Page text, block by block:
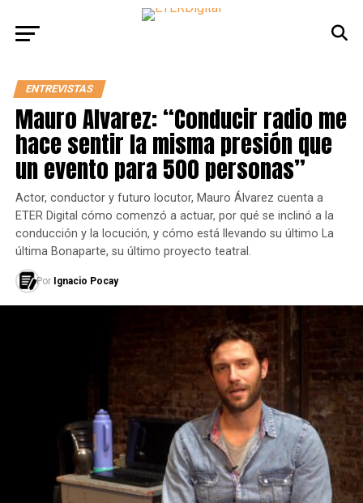
ENTREVISTAS
Mauro Alvarez: “Conducir radio me
hace sentir la misma presión que
un evento para 500 personas”
Actor, conductor y futuro locutor, Mauro Álvarez cuenta a
ETER Digital cómo comenzó a actuar, por qué se inclinó a la
conducción y la locución, y cómo está llevando su último La
última Bonaparte, su último proyecto teatral.
Por Ignacio Pocay